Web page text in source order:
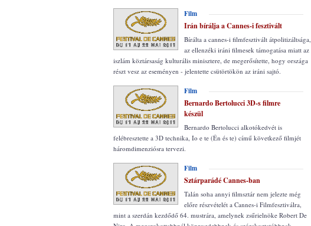
Film
Irán bírálja a Cannes-i fesztivált
Bírálta a cannes-i filmfesztivált átpolitizáltsága,
az ellenzéki iráni filmesek támogatása miatt az
iszlám köztársaság kulturális minisztere, de megerősítette, hogy országa
részt vesz az eseményen - jelentette csütörtökön az iráni sajtó.
Film
Bernardo Bertolucci 3D-s filmre
készül
Bernardo Bertolucci alkotókedvét is
felébresztette a 3D technika, Io e te (Én és te) című következő filmjét
háromdimenziósra tervezi.
Film
Sztárparádé Cannes-ban
Talán soha annyi filmsztár nem jelezte még
előre részvételét a Cannes-i Filmfesztiválra,
mint a szerdán kezdődő 64. mustrára, amelynek zsűrielnöke Robert De